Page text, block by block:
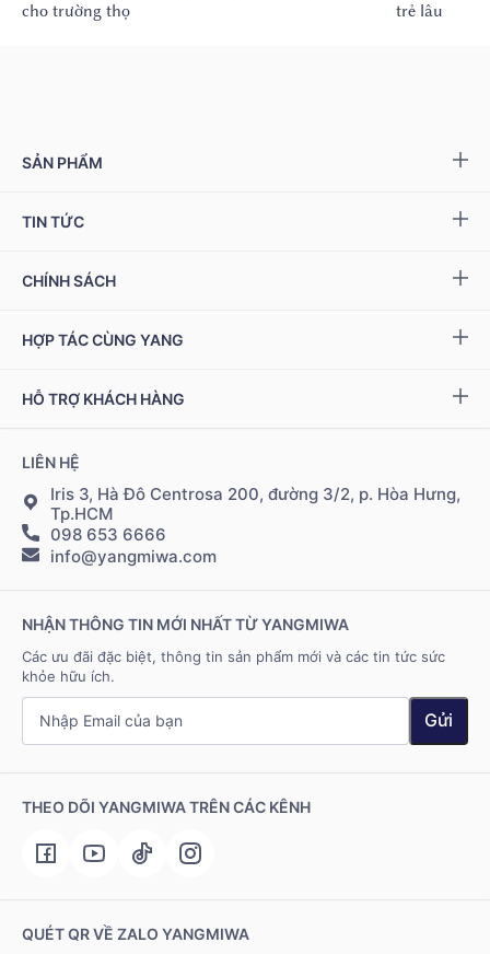
cho trường thọ
trẻ lâu
SẢN PHẨM
Yang NMN™ 15000 mg
Ziptamin
Bộ kiểm tra NAD +
TIN TỨC
Sự kiện & Ưu đãi
Tuyển dụng
CHÍNH SÁCH
Giải quyết khiếu nại
Điều khoản sử dụng
HỢP TÁC CÙNG YANG
Chính sách đại lý
HỖ TRỢ KHÁCH HÀNG
Đặt hàng & thanh toán
Giao hàng & vận chuyển
Hệ thống điểm bán
LIÊN HỆ
Iris 3, Hà Đô Centrosa 200, đường 3/2, p. Hòa Hưng,
Tp.HCM
098 653 6666
info@yangmiwa.com
NHẬN THÔNG TIN MỚI NHẤT TỪ YANGMIWA
Các ưu đãi đặc biệt, thông tin sản phẩm mới và các tin tức sức
khỏe hữu ích.
Gửi
THEO DÕI YANGMIWA TRÊN CÁC KÊNH
QUÉT QR VỀ ZALO YANGMIWA